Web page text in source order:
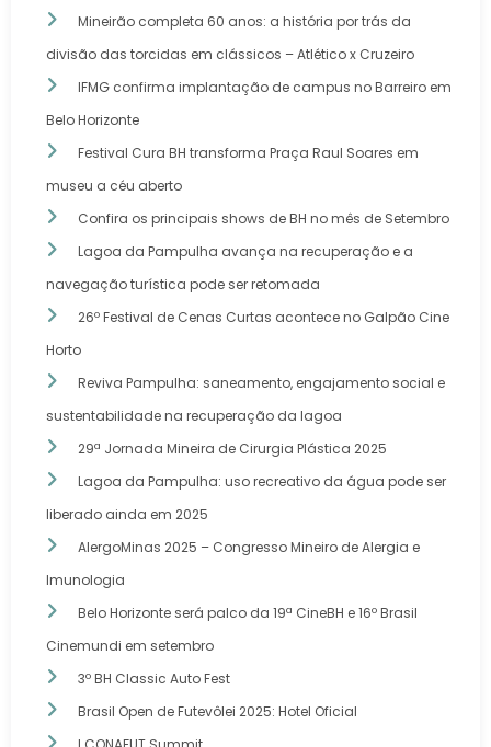
Mineirão completa 60 anos: a história por trás da
divisão das torcidas em clássicos – Atlético x Cruzeiro
IFMG confirma implantação de campus no Barreiro em
Belo Horizonte
Festival Cura BH transforma Praça Raul Soares em
museu a céu aberto
Confira os principais shows de BH no mês de Setembro
Lagoa da Pampulha avança na recuperação e a
navegação turística pode ser retomada
26º Festival de Cenas Curtas acontece no Galpão Cine
Horto
Reviva Pampulha: saneamento, engajamento social e
sustentabilidade na recuperação da lagoa
29ª Jornada Mineira de Cirurgia Plástica 2025
Lagoa da Pampulha: uso recreativo da água pode ser
liberado ainda em 2025
AlergoMinas 2025 – Congresso Mineiro de Alergia e
Imunologia
Belo Horizonte será palco da 19ª CineBH e 16º Brasil
Cinemundi em setembro
3º BH Classic Auto Fest
Brasil Open de Futevôlei 2025: Hotel Oficial